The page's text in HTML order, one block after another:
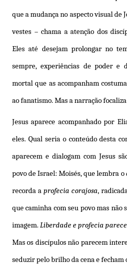
que a mudança no aspecto visual de
vestes – chama a atenção dos
Eles até desejam prolongar no
sempre, experiências de poder e
mortal que as acompanham
ao fanatismo. Mas a narração focaliza
Jesus aparece acompanhado por
eles. Qual seria o conteúdo desta
aparecem e dialogam com Jesus
povo de Israel: Moisés, que lembra o
recorda a profecia corajosa,
que caminha com seu povo mas
imagem.Liberdade e profecia
Mas os discípulos não parecem
seduzir pelo brilho da cena e fecham